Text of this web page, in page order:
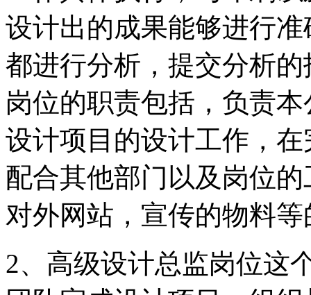
设计出的成果能够进行
都进行分析，提交分析
岗位的职责包括，负责
设计项目的设计工作，
配合其他部门以及岗位
对外网站，宣传的物料
2、高级设计总监岗位这